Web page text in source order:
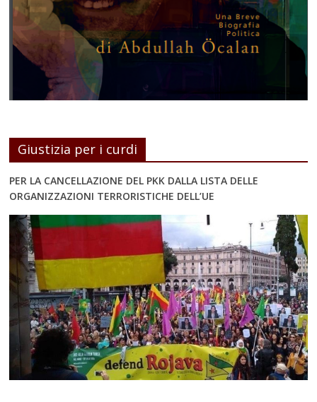
Giustizia per i curdi
PER LA CANCELLAZIONE DEL PKK DALLA LISTA DELLE
ORGANIZZAZIONI TERRORISTICHE DELL’UE